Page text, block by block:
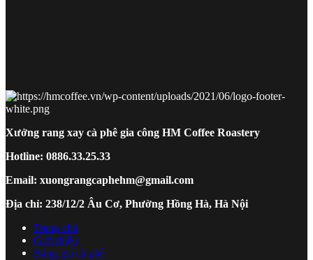
Xưởng rang xay cà phê gia công HM Coffee Roastery
Hotline: 0886.33.25.33
Email: xuongrangcaphehm@gmail.com
Địa chỉ: 238/12/2 Âu Cơ, Phường Hồng Hà, Hà Nội
Trang chủ
Giới thiệu
Bảng giá cà phê